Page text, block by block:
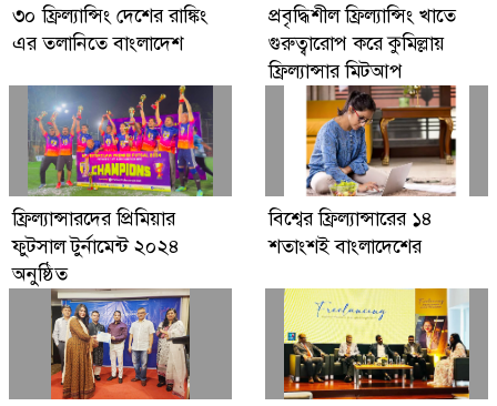
৩০ ফ্রিল্যান্সিং দেশের রাঙ্কিং
এর তলানিতে বাংলাদেশ
প্রবৃদ্ধিশীল ফ্রিল্যান্সিং খাতে
গুরুত্বারোপ করে কুমিল্লায়
ফ্রিল্যান্সার মিটআপ
ফ্রিল্যান্সারদের প্রিমিয়ার
ফুটসাল টুর্নামেন্ট ২০২৪
অনুষ্ঠিত
বিশ্বের ফ্রিল্যান্সারের ১৪
শতাংশই বাংলাদেশের